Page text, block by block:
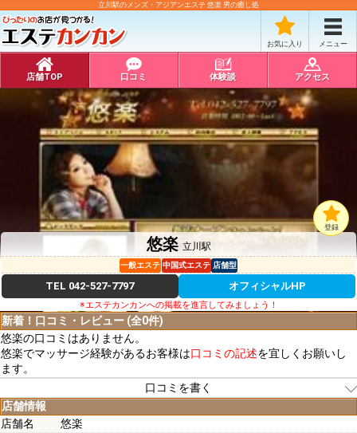
立川駅のメンズ・アジアンエステ 悠楽 男の癒し処
お気に入り メニュー
店舗TOP 口コミ 体験談 アクセス
悠楽 立川駅
登録
一般エステ 中国式エステ 店舗型
TEL 042-527-7797 オフィシャルHP
※エステカンカンへの掲載を進言してみましょう！
新着！口コミ・レビュー (全0件)
悠楽の口コミはありません。
悠楽でマッサージ経験があるお客様は口コミの記述を宜しくお願いし
ます。
口コミを書く
店舗情報
店舗名
悠楽